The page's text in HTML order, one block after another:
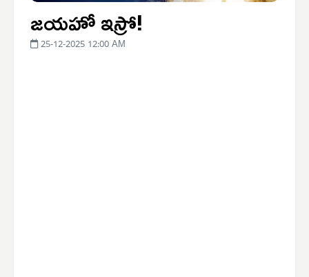
జయహో ఇస్రో!
25-12-2025 12:00 AM